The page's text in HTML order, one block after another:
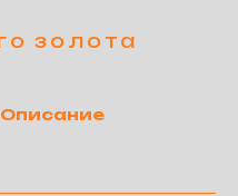
Описание